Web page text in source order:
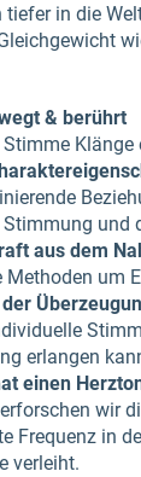
in die
& berührt
Stimme
Stimmung und
aus dem
Methoden um
erlangen
einen
wir
Frequenz in
verleiht.